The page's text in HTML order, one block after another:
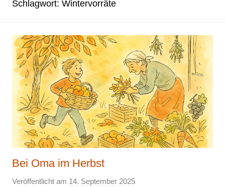
Schlagwort: Wintervorräte
Bei Oma im Herbst
Veröffentlicht am 14. September 2025